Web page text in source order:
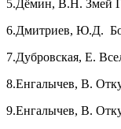
5.Дёмин, В.Н. Змей
6.Дмитриев, Ю.Д.
7.Дубровская, Е.
8.Енгалычев, В.
9.Енгалычев, В.